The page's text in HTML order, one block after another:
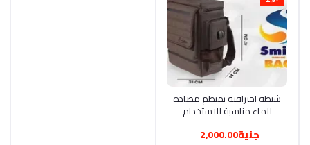
أضف إلى السلة
شنطة احترافية بمنظم مضادة
للماء مناسبة للاستخدام
والسفر واللابتوب وشنطة
جنية2,000.00